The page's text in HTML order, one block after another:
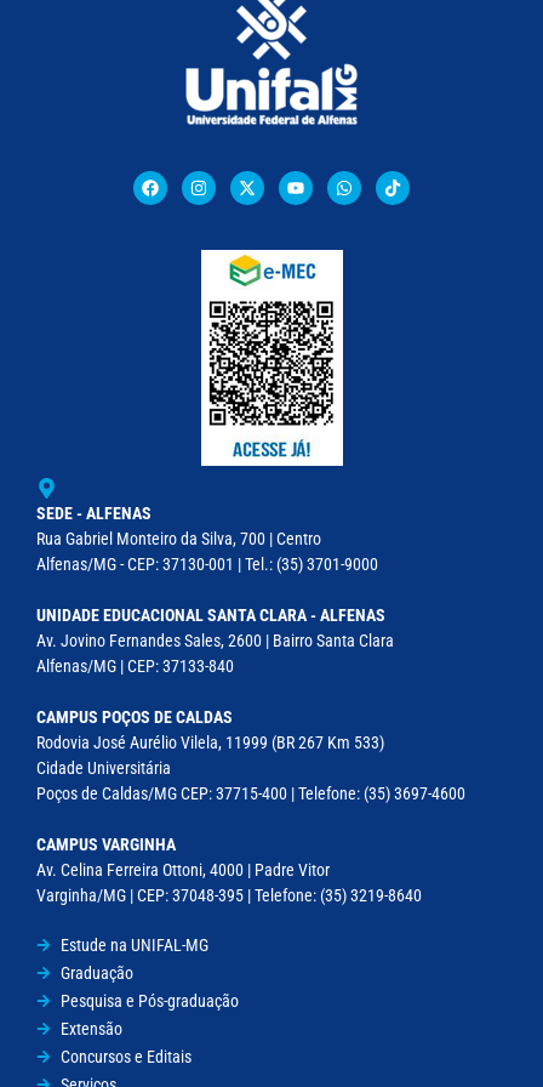
SEDE - ALFENAS
Rua Gabriel Monteiro da Silva, 700 | Centro
Alfenas/MG - CEP: 37130-001 | Tel.: (35) 3701-9000
UNIDADE EDUCACIONAL SANTA CLARA - ALFENAS
Av. Jovino Fernandes Sales, 2600 | Bairro Santa Clara
Alfenas/MG | CEP: 37133-840
CAMPUS POÇOS DE CALDAS
Rodovia José Aurélio Vilela, 11999 (BR 267 Km 533)
Cidade Universitária
Poços de Caldas/MG CEP: 37715-400 | Telefone: (35) 3697-4600
CAMPUS VARGINHA
Av. Celina Ferreira Ottoni, 4000 | Padre Vitor
Varginha/MG | CEP: 37048-395 | Telefone: (35) 3219-8640
Estude na UNIFAL-MG
Graduação
Pesquisa e Pós-graduação
Extensão
Concursos e Editais